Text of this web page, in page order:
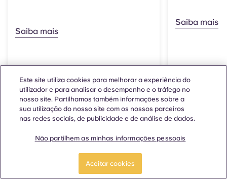
Saiba mais
Saiba mais
Este site utiliza cookies para melhorar a experiência do
utilizador e para analisar o desempenho e o tráfego no
nosso site. Partilhamos também informações sobre a
sua utilização do nosso site com os nossos parceiros
nas redes sociais, de publicidade e de análise de dados.
Não partilhem as minhas informações pessoais
Aceitar cookies